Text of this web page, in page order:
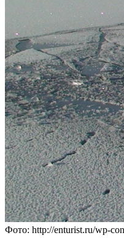
Фото: http://enturist.ru/wp-